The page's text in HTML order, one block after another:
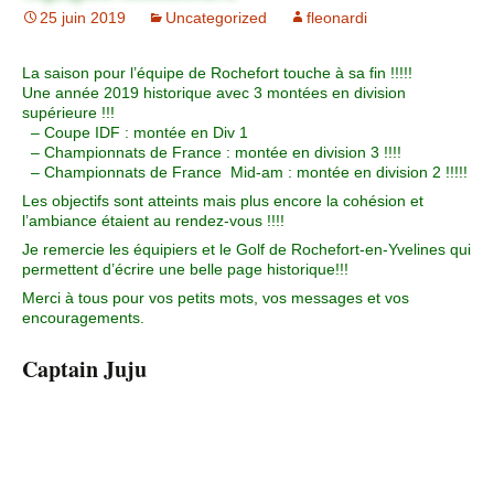
25 juin 2019 Uncategorized fleonardi
La saison pour l’équipe de Rochefort touche à sa fin !!!!!
Une année 2019 historique avec 3 montées en division
supérieure !!!
– Coupe IDF : montée en Div 1
– Championnats de France : montée en division 3 !!!!
– Championnats de France Mid-am : montée en division 2 !!!!!
Les objectifs sont atteints mais plus encore la cohésion et
l’ambiance étaient au rendez-vous !!!!
Je remercie les équipiers et le Golf de Rochefort-en-Yvelines qui
permettent d’écrire une belle page historique!!!
Merci à tous pour vos petits mots, vos messages et vos
encouragements.
Captain Juju